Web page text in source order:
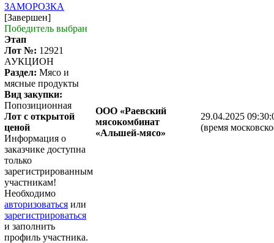
ЗАМОРОЗКА
[Завершен]
Победитель выбран
Этап
Лот №: 12921
АУКЦИОН
Раздел: Мясо и
мясные продукты
Вид закупки:
Попозиционная
Лот с открытой
ценой
Информация о
заказчике доступна
только
зарегистрированным
участникам!
Необходимо
авторизоваться или
зарегистрироваться
и заполнить
профиль участника.
ООО «Раевский
мясокомбинат
«Альшей-мясо»
29.04.2025
(время